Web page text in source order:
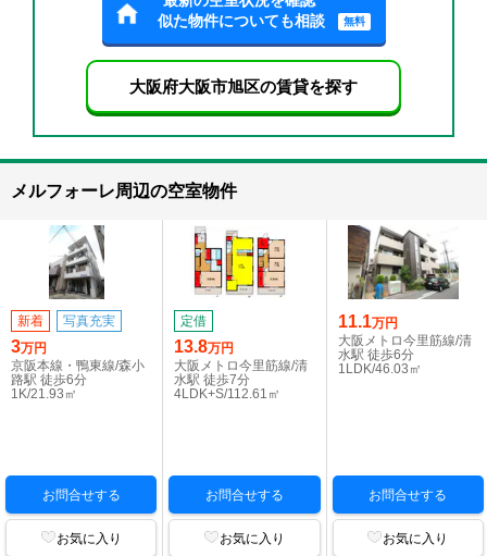
似た物件についても相談
無料
大阪府大阪市旭区の賃貸を探す
メルフォーレ周辺の空室物件
新着 写真充実
3万円
京阪本線・鴨東線/森小
路駅 徒歩6分
1K/21.93㎡
お問合せする
お気に入り
定借
13.8万円
大阪メトロ今里筋線/清
水駅 徒歩7分
4LDK+S/112.61㎡
お問合せする
お気に入り
11.1万円
大阪メトロ今里筋線/清
水駅 徒歩6分
1LDK/46.03㎡
お問合せする
お気に入り